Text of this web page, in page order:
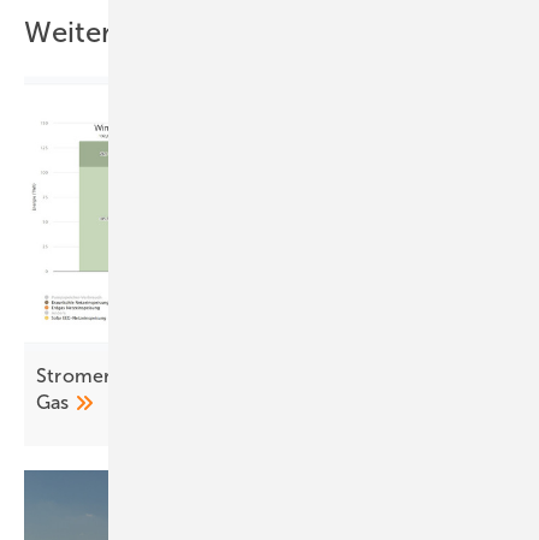
Weitere Inhalte
Stromerzeugung 2025: Sonne überholt Kohle und
Gas